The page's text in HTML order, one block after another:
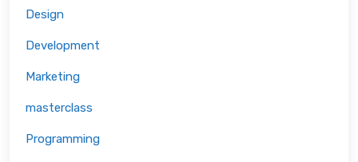
Design
Development
Marketing
masterclass
Programming